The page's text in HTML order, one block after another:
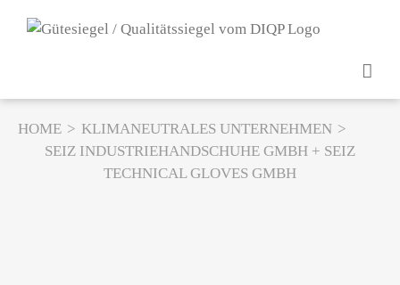
n
HOME
KLIMANEUTRALES UNTERNEHMEN
SEIZ INDUSTRIEHANDSCHUHE GMBH + SEIZ
TECHNICAL GLOVES GMBH